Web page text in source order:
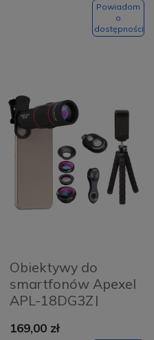
Powiadom
o
dostępności
Obiektywy do
smartfonów Apexel
APL-18DG3ZJ
169,00 zł